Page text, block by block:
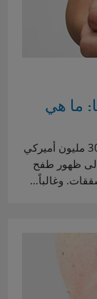
ما هي
وفقاً لجمعية الإكزيما الوطنية، يصاب أكثر من 30 مليون أميركي
إلى ظهور طفح
وغالباً…